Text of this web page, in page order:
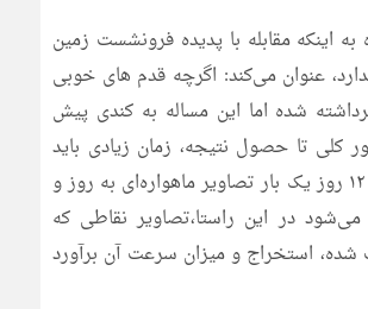
به اینکه مقابله با پدیده فرونشست زمین
عنوان می‌کند: اگرچه قدم های خوبی
شده اما این مساله به کندی پیش
کلی تا حصول نتیجه، زمان زیادی باید
صرف شود؛ هر ۱۲ روز یک بار تصاویر ماهواره‌ای به روز و
در این راستا،تصاویر نقاطی که
استخراج و میزان سرعت آن برآورد